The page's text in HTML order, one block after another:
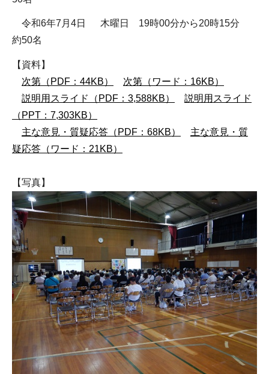
令和6年7月4日 木曜日 19時00分から20時15分
約50名
【資料】
次第（PDF：44KB）
次第（ワード：16KB）
説明用スライド（PDF：3,588KB）
説明用スライド
（PPT：7,303KB）
主な意見・質疑応答（PDF：68KB）
主な意見・質
疑応答（ワード：21KB）
【写真】